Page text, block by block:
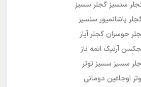
آرتیک اتمه ناز
سسیز سسیز توتر
اوجاغین دومانی